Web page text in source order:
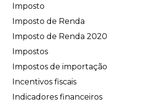
Imposto
Imposto de Renda
Imposto de Renda 2020
Impostos
Impostos de importação
Incentivos fiscais
Indicadores financeiros